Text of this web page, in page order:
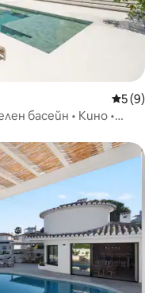
Средна
5 (9)
басейн • Кино •